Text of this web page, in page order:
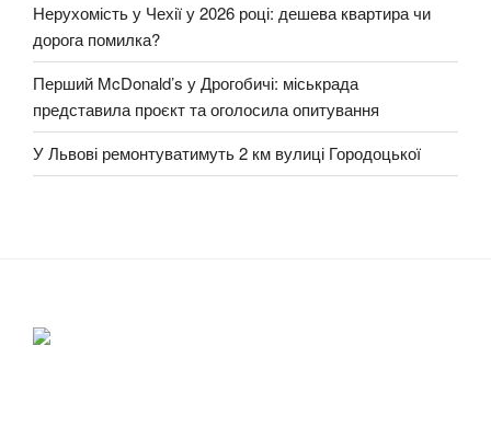
Нерухомість у Чехії у 2026 році: дешева квартира чи
дорога помилка?
Перший McDonald’s у Дрогобичі: міськрада
представила проєкт та оголосила опитування
У Львові ремонтуватимуть 2 км вулиці Городоцької